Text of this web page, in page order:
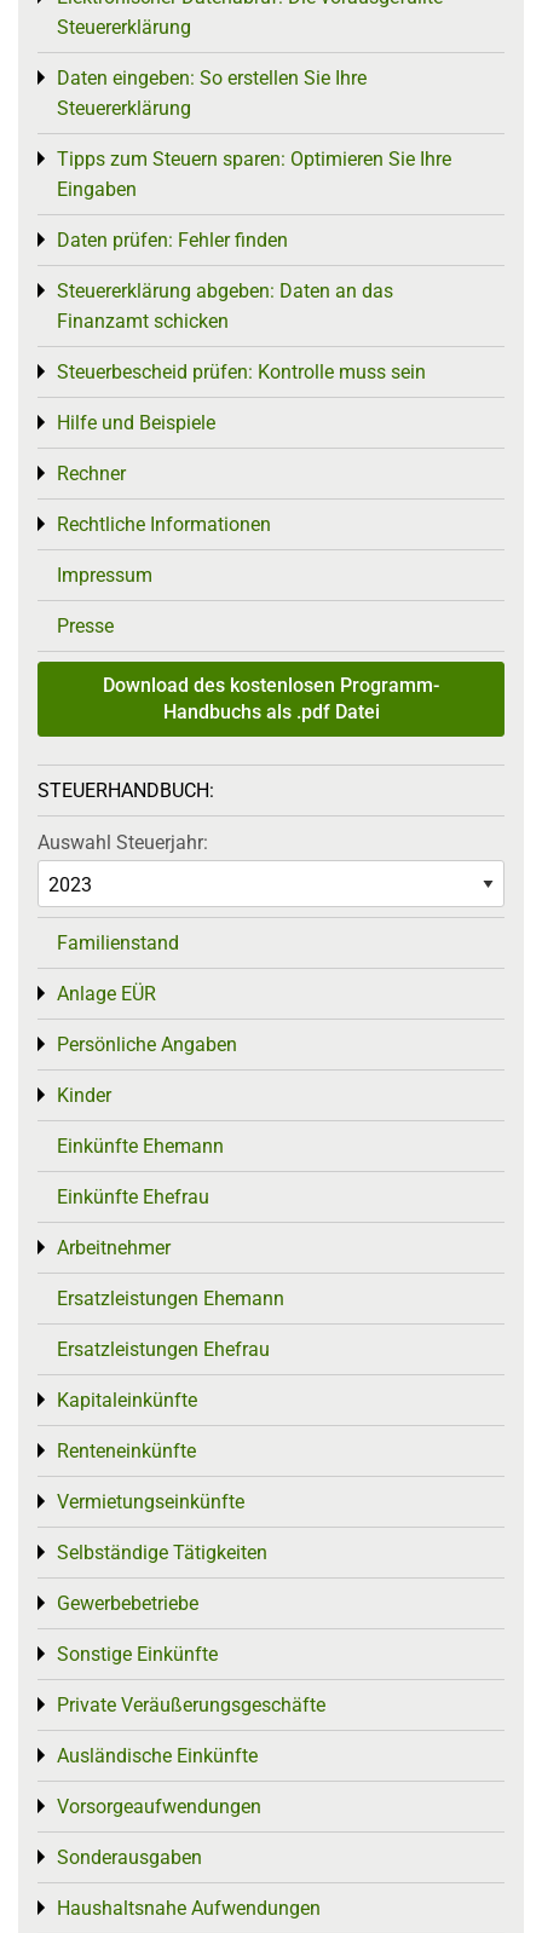
Steuererklärung
Daten eingeben: So erstellen Sie Ihre
Steuererklärung
Toggle menu
Tipps zum Steuern sparen: Optimieren Sie Ihre
Eingaben
Toggle menu
Daten prüfen: Fehler finden
Toggle menu
Steuererklärung abgeben: Daten an das
Finanzamt schicken
Toggle menu
Steuerbescheid prüfen: Kontrolle muss sein
Toggle menu
Hilfe und Beispiele
Toggle menu
Rechner
Toggle menu
Rechtliche Informationen
Toggle menu
Impressum
Presse
Download des kostenlosen Programm-
Handbuchs als .pdf Datei
STEUERHANDBUCH:
Auswahl Steuerjahr:
Familienstand
Anlage EÜR
Toggle menu
Persönliche Angaben
Toggle menu
Kinder
Toggle menu
Einkünfte Ehemann
Einkünfte Ehefrau
Arbeitnehmer
Toggle menu
Ersatzleistungen Ehemann
Ersatzleistungen Ehefrau
Kapitaleinkünfte
Toggle menu
Renteneinkünfte
Toggle menu
Vermietungseinkünfte
Toggle menu
Selbständige Tätigkeiten
Toggle menu
Gewerbebetriebe
Toggle menu
Sonstige Einkünfte
Toggle menu
Private Veräußerungsgeschäfte
Toggle menu
Ausländische Einkünfte
Toggle menu
Vorsorgeaufwendungen
Toggle menu
Sonderausgaben
Toggle menu
Haushaltsnahe Aufwendungen
Toggle menu